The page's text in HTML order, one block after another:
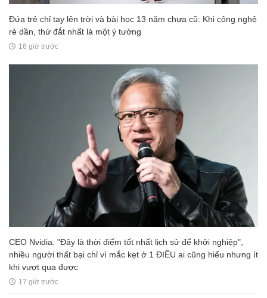
Đứa trẻ chỉ tay lên trời và bài học 13 năm chưa cũ: Khi công nghệ
rẻ dần, thứ đắt nhất là một ý tưởng
16 giờ trước
CEO Nvidia: "Đây là thời điểm tốt nhất lịch sử để khởi nghiệp",
nhiều người thất bại chỉ vì mắc kẹt ở 1 ĐIỀU ai cũng hiểu nhưng ít
khi vượt qua được
17 giờ trước